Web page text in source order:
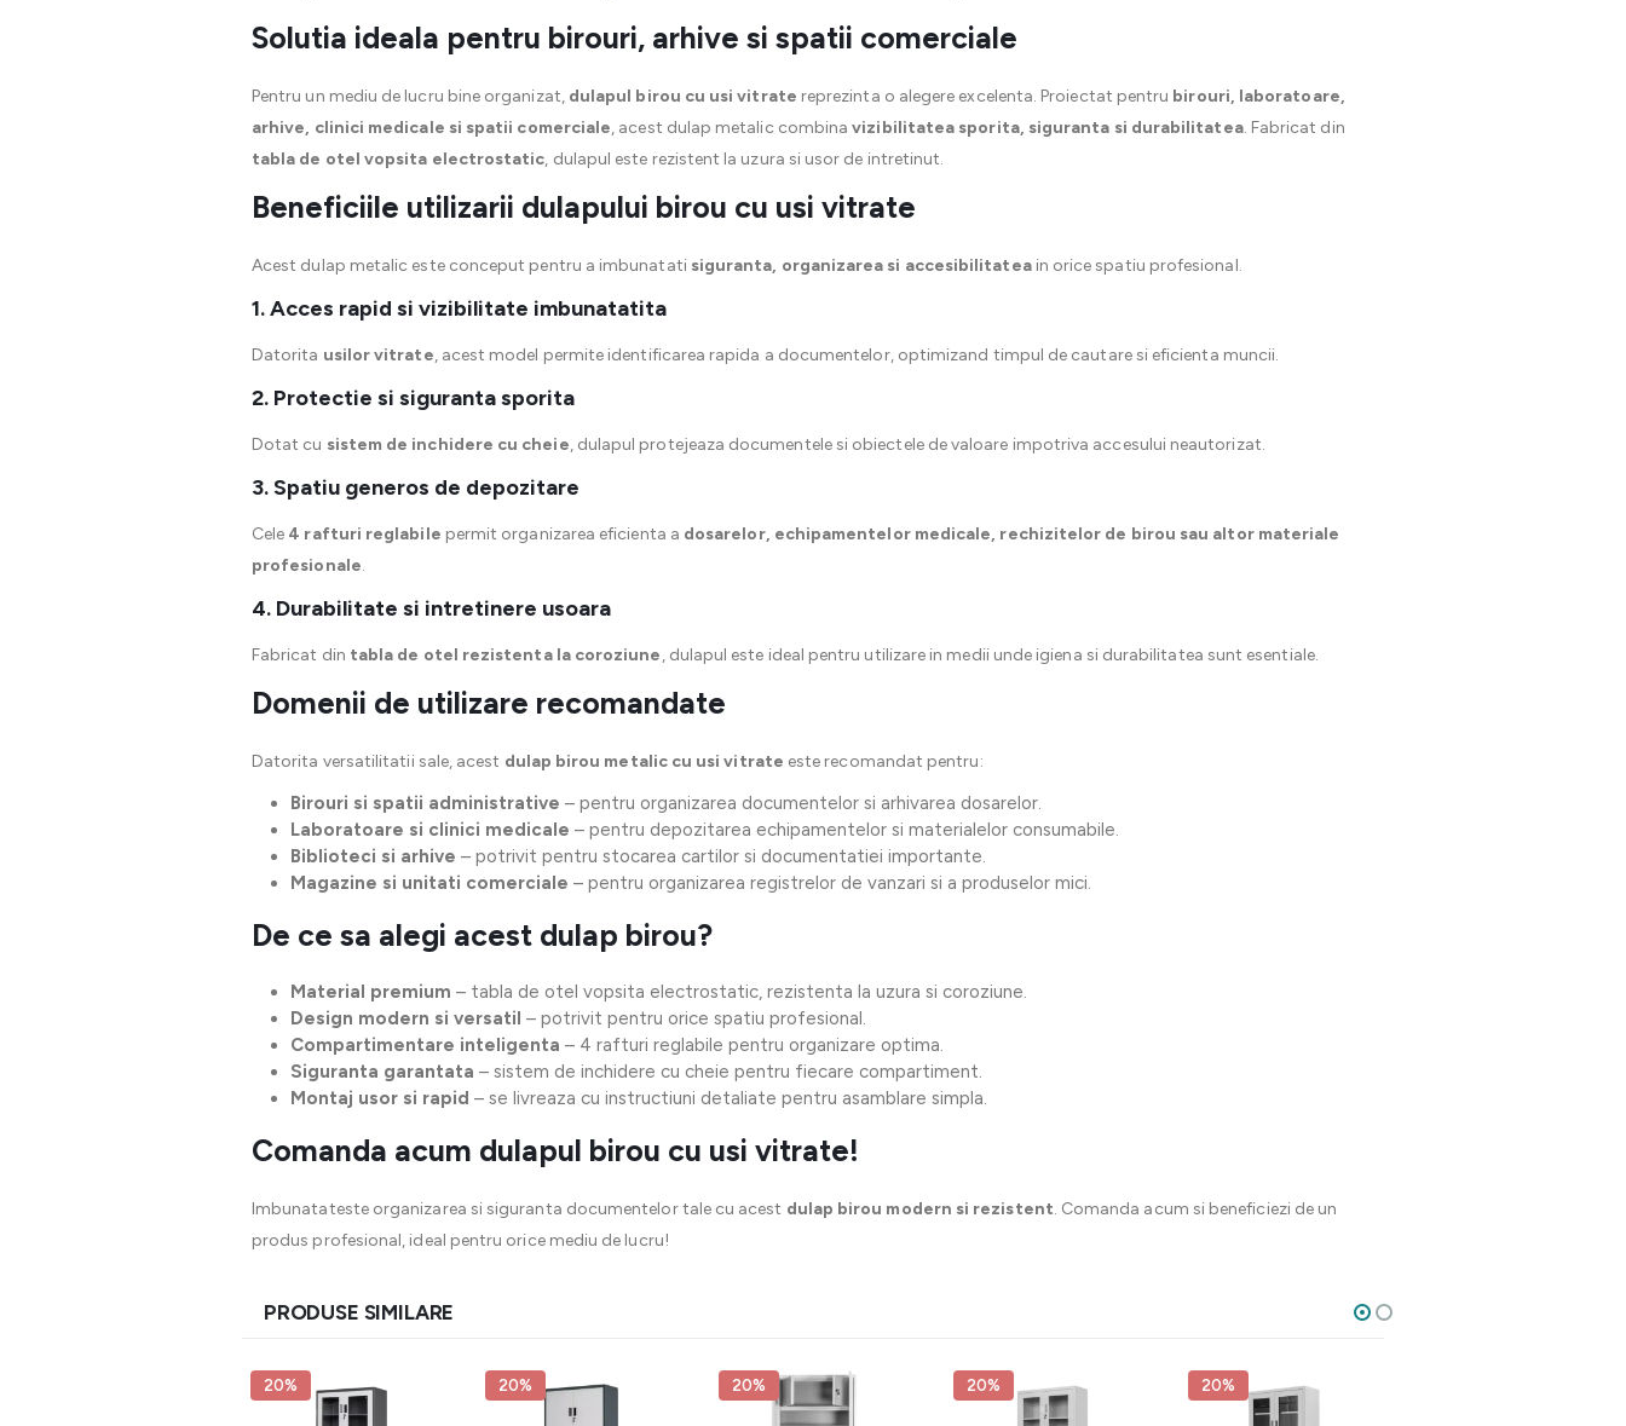
Solutia ideala pentru birouri, arhive si spatii comerciale
Pentru un mediu de lucru bine organizat, dulapul birou cu usi vitrate reprezinta o alegere excelenta. Proiectat pentru birouri, laboratoare,
arhive, clinici medicale si spatii comerciale, acest dulap metalic combinavizibilitatea sporita, siguranta si durabilitatea. Fabricat din
tabla de otel vopsita electrostatic, dulapul este rezistent la uzura si usor de intretinut.
Beneficiile utilizarii dulapului birou cu usi vitrate
Acest dulap metalic este conceput pentru a imbunatati siguranta, organizarea si accesibilitateain orice spatiu profesional.
1. Acces rapid si vizibilitate imbunatatita
Datorita usilor vitrate, acest model permite identificarea rapida a documentelor, optimizand timpul de cautare si eficienta muncii.
2. Protectie si siguranta sporita
Dotat cu sistem de inchidere cu cheie, dulapul protejeaza documentele si obiectele de valoare impotriva accesului neautorizat.
3. Spatiu generos de depozitare
Cele 4 rafturi reglabile permit organizarea eficienta a dosarelor, echipamentelor medicale, rechizitelor de birou sau altor materiale
profesionale.
4. Durabilitate si intretinere usoara
Fabricat din tabla de otel rezistenta la coroziune, dulapul este ideal pentru utilizare in medii unde igiena si durabilitatea sunt esentiale.
Domenii de utilizare recomandate
Datorita versatilitatii sale, acest dulap birou metalic cu usi vitrate este recomandat pentru:
Birouri si spatii administrative – pentru organizarea documentelor si arhivarea dosarelor.
Laboratoare si clinici medicale – pentru depozitarea echipamentelor si materialelor consumabile.
Biblioteci si arhive – potrivit pentru stocarea cartilor si documentatiei importante.
Magazine si unitati comerciale – pentru organizarea registrelor de vanzari si a produselor mici.
De ce sa alegi acest dulap birou?
Material premium – tabla de otel vopsita electrostatic, rezistenta la uzura si coroziune.
Design modern si versatil – potrivit pentru orice spatiu profesional.
Compartimentare inteligenta – 4 rafturi reglabile pentru organizare optima.
Siguranta garantata – sistem de inchidere cu cheie pentru fiecare compartiment.
Montaj usor si rapid – se livreaza cu instructiuni detaliate pentru asamblare simpla.
Comanda acum dulapul birou cu usi vitrate!
Imbunatateste organizarea si siguranta documentelor tale cu acest dulap birou modern si rezistent. Comanda acum si beneficiezi de un
produs profesional, ideal pentru orice mediu de lucru!
PRODUSE SIMILARE
20% 20% 20% 20% 20%